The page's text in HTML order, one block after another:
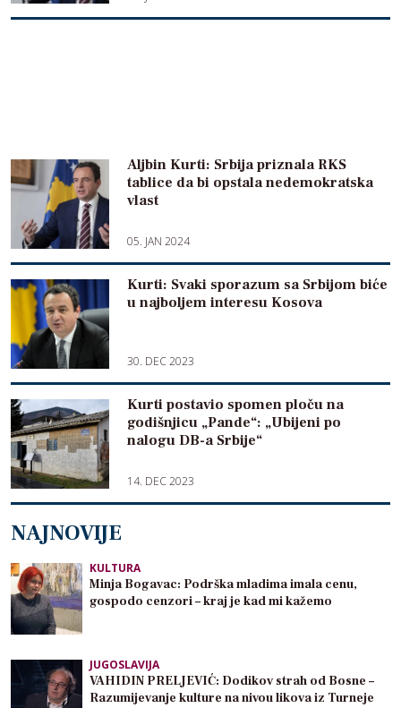
Aljbin Kurti: Srbija priznala RKS
tablice da bi opstala nedemokratska
vlast
05. JAN 2024
Kurti: Svaki sporazum sa Srbijom biće
u najboljem interesu Kosova
30. DEC 2023
Kurti postavio spomen ploču na
godišnjicu „Pande“: „Ubijeni po
nalogu DB-a Srbije“
14. DEC 2023
NAJNOVIJE
KULTURA
Minja Bogavac: Podrška mladima imala cenu,
gospodo cenzori – kraj je kad mi kažemo
JUGOSLAVIJA
VAHIDIN PRELJEVIĆ: Dodikov strah od Bosne –
Razumijevanje kulture na nivou likova iz Turneje